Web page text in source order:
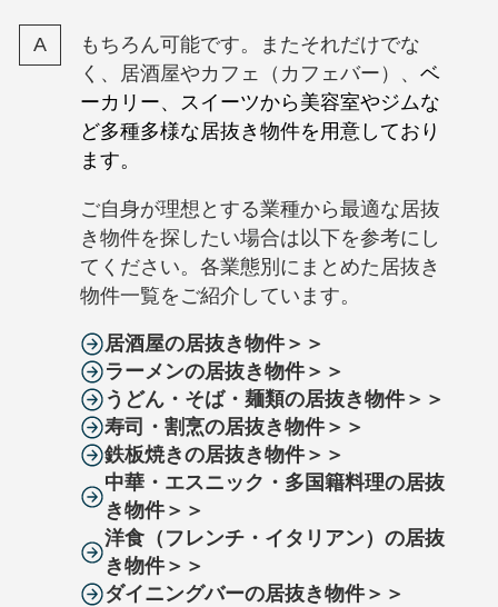
もちろん可能です。またそれだけでな
く、居酒屋やカフェ（カフェバー）、 ベ
ーカリー、スイーツから美容室やジムな
ど多種多様な居抜き物件を用意しており
ます。
ご自身が理想とする業種から最適な居抜
き物件を探したい場合は以下を参考にし
てください。各業態別にまとめた居抜き
物件一覧をご紹介しています。
居酒屋の居抜き物件＞＞
ラーメンの居抜き物件＞＞
うどん・そば・麺類の居抜き物件＞＞
寿司・割烹の居抜き物件＞＞
鉄板焼きの居抜き物件＞＞
中華・エスニック・多国籍料理の居抜
き物件＞＞
洋食（フレンチ・イタリアン）の居抜
き物件＞＞
ダイニングバーの居抜き物件＞＞